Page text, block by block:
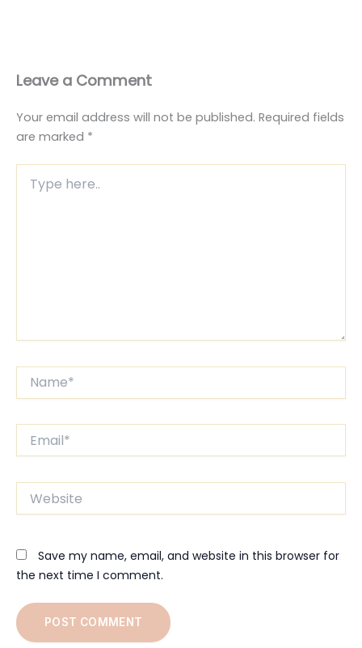
Leave a Comment
Your email address will not be published. Required fields
are marked *
here..
Website
Save my name, email, and website in this browser for
the next time I comment.